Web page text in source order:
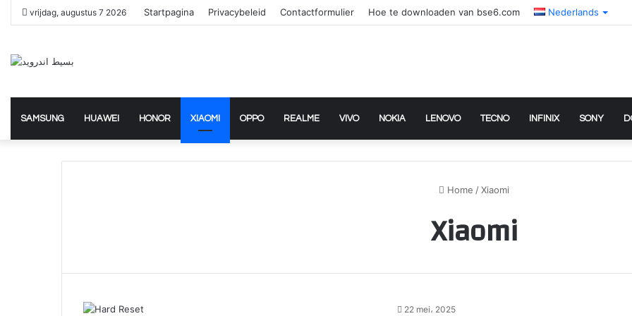
vrijdag, augustus 7 2026 Startpagina Privacybeleid Contactformulier Hoe te downloaden van bse6.com Nederlands
SAMSUNG HUAWEI HONOR XIAOMI OPPO REALME VIVO NOKIA LENOVO TECNO INFINIX SONY
Home /Xiaomi
Xiaomi
22 mei، 2025